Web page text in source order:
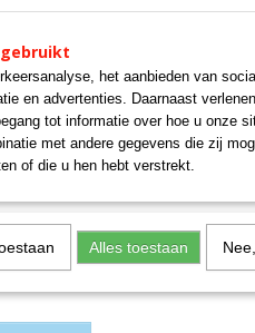
F/EGG
21%)
het aanbieden van
en advertenties. Daarnaast
tot informatie over hoe u onze
met andere gegevens die zij
of die u hen hebt verstrekt.
Alles toestaan